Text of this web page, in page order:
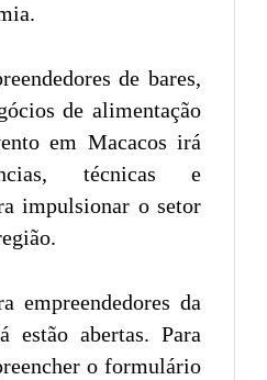
de bares,
de alimentação
em Macacos irá
técnicas e
impulsionar o setor
empreendedores da
estão abertas. Para
o formulário